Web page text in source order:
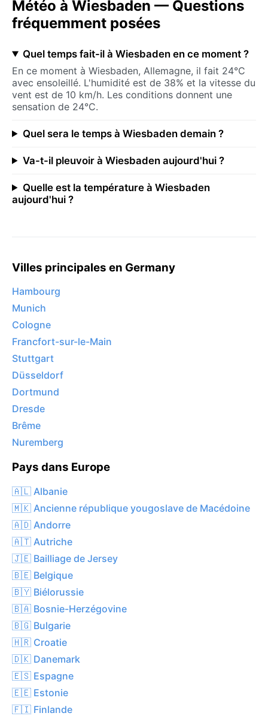
Météo à Wiesbaden — Questions
fréquemment posées
Quel temps fait-il à Wiesbaden en ce moment ?
En ce moment à Wiesbaden, Allemagne, il fait 24°C
avec ensoleillé. L'humidité est de 38% et la vitesse du
vent est de 10 km/h. Les conditions donnent une
sensation de 24°C.
Quel sera le temps à Wiesbaden demain ?
Va-t-il pleuvoir à Wiesbaden aujourd'hui ?
Quelle est la température à Wiesbaden
aujourd'hui ?
Villes principales en Germany
Hambourg
Munich
Cologne
Francfort-sur-le-Main
Stuttgart
Düsseldorf
Dortmund
Dresde
Brême
Nuremberg
Pays dans Europe
🇦🇱 Albanie
🇲🇰 Ancienne république yougoslave de Macédoine
🇦🇩 Andorre
🇦🇹 Autriche
🇯🇪 Bailliage de Jersey
🇧🇪 Belgique
🇧🇾 Biélorussie
🇧🇦 Bosnie-Herzégovine
🇧🇬 Bulgarie
🇭🇷 Croatie
🇩🇰 Danemark
🇪🇸 Espagne
🇪🇪 Estonie
🇫🇮 Finlande